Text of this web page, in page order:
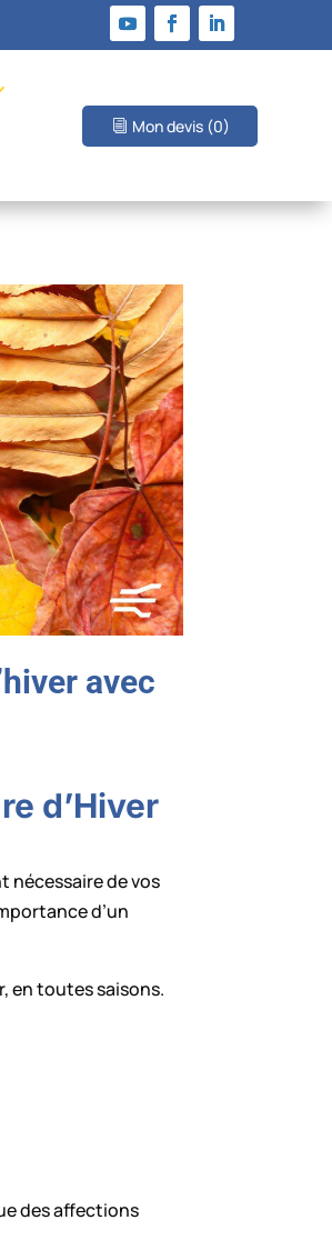
Mon devis (0)
avec
d’Hiver
nécessaire de vos
d’un
en toutes saisons.
des affections